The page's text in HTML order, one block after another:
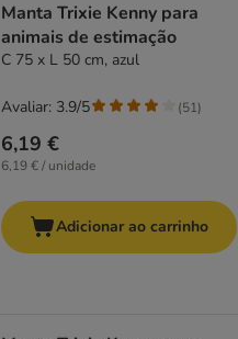
Manta Trixie Kenny para
animais de estimação
C 75 x L 50 cm, azul
6,19 €
6,19 € / unidade
Avaliar: 3.9/5 (51)
Adicionar ao carrinho